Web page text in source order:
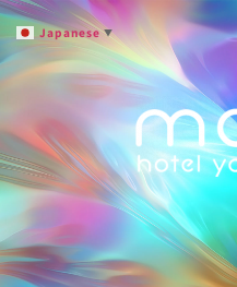
Japanese ▼